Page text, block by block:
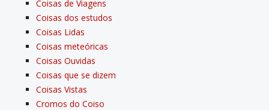
Coisas de Viagens
Coisas dos estudos
Coisas Lidas
Coisas meteóricas
Coisas Ouvidas
Coisas que se dizem
Coisas Vistas
Cromos do Coiso